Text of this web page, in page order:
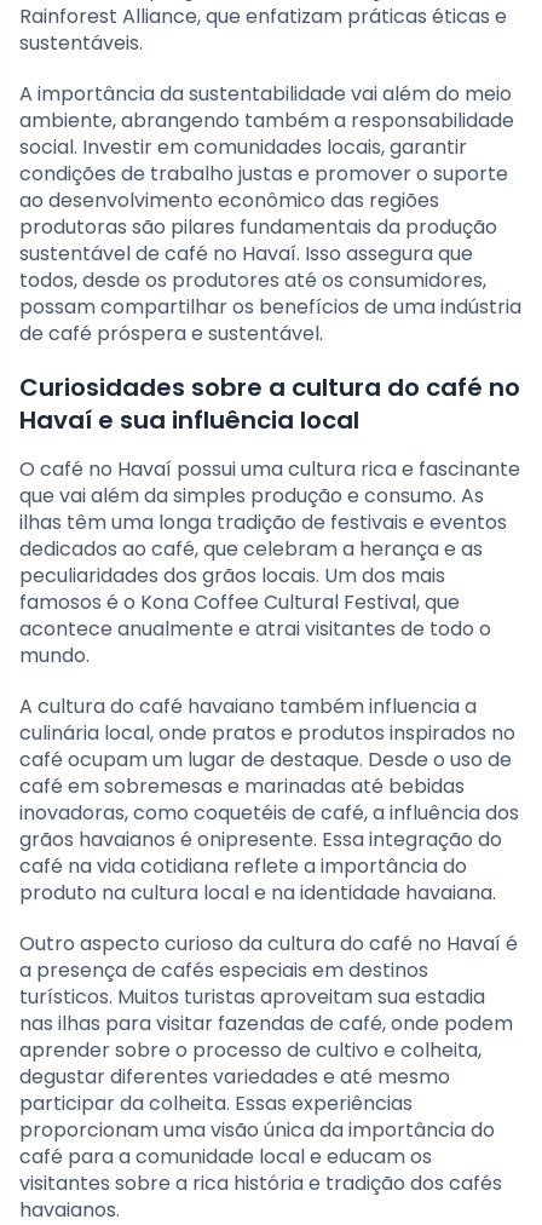
Rainforest Alliance, que enfatizam práticas éticas e
sustentáveis.
A importância da sustentabilidade vai além do meio
ambiente, abrangendo também a responsabilidade
social. Investir em comunidades locais, garantir
condições de trabalho justas e promover o suporte
ao desenvolvimento econômico das regiões
produtoras são pilares fundamentais da produção
sustentável de café no Havaí. Isso assegura que
todos, desde os produtores até os consumidores,
possam compartilhar os benefícios de uma indústria
de café próspera e sustentável.
Curiosidades sobre a cultura do café no
Havaí e sua influência local
O café no Havaí possui uma cultura rica e fascinante
que vai além da simples produção e consumo. As
ilhas têm uma longa tradição de festivais e eventos
dedicados ao café, que celebram a herança e as
peculiaridades dos grãos locais. Um dos mais
famosos é o Kona Coffee Cultural Festival, que
acontece anualmente e atrai visitantes de todo o
mundo.
A cultura do café havaiano também influencia a
culinária local, onde pratos e produtos inspirados no
café ocupam um lugar de destaque. Desde o uso de
café em sobremesas e marinadas até bebidas
inovadoras, como coquetéis de café, a influência dos
grãos havaianos é onipresente. Essa integração do
café na vida cotidiana reflete a importância do
produto na cultura local e na identidade havaiana.
Outro aspecto curioso da cultura do café no Havaí é
a presença de cafés especiais em destinos
turísticos. Muitos turistas aproveitam sua estadia
nas ilhas para visitar fazendas de café, onde podem
aprender sobre o processo de cultivo e colheita,
degustar diferentes variedades e até mesmo
participar da colheita. Essas experiências
proporcionam uma visão única da importância do
café para a comunidade local e educam os
visitantes sobre a rica história e tradição dos cafés
havaianos.